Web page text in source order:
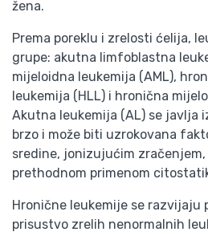
žena.
Prema poreklu i zrelosti ćelija,
grupe: akutna limfoblastna
mijeloidna leukemija (AML),
leukemija (HLL) i hronična
Akutna leukemija (AL) se javlja
brzo i može biti uzrokovana
sredine, jonizujućim zračenjem,
prethodnom primenom
Hronične leukemije se razvijaju
prisustvo zrelih nenormalnih